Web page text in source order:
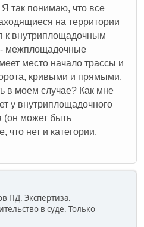
так понимаю, что все
на территории
к внутриплощадочным
- межплощадочные
место начало трассы и
кривыми и прямыми.
в моем случае? Как мне
у внутриплощадочного
(он может быть
что нет и категории.
ПД. Экспертиза.
в суде. Только